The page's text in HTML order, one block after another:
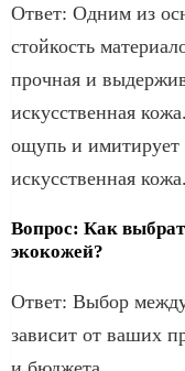
Ответ: Одним из
стойкость
прочная и
искусственная
ощупь и
искусственная кожа.
Вопрос: Как
экокожей?
Ответ: Выбор
зависит от ваших